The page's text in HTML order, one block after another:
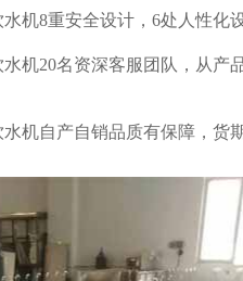
机8重安全设计，6处人性化
机20名资深客服团队，从产
机自产自销品质有保障，货